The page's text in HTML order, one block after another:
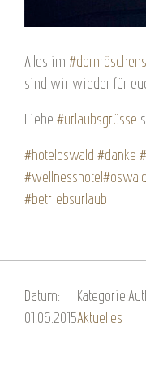
Alles im ‪#‎
sind wir wieder für
Liebe ‪#‎urlaubsgrüsse‬
‪#‎hoteloswald‬ ‪#‎danke‬ ‪#‎
‪#‎wellnesshotel‬ ‪#‎oswald‬
‪#‎betriebsurlaub‬
Datum:
01.06.2015
Kategorie:
Aktuelles